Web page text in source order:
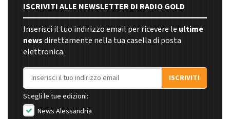
ISCRIVITI ALLE NEWSLETTER DI RADIO GOLD
Inserisci il tuo indirizzo email per ricevere le ultime
newsdirettamente nella tua casella di posta
elettronica.
Indirizzo email
ISCRIVITI
Scegli le tue edizioni:
News Alessandria